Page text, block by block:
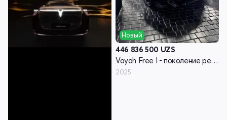
Новый
446 836 500 UZS
Voyah Free I - поколение рестайлинг
2025